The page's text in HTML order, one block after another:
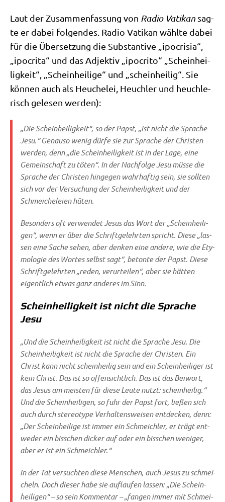
Laut der Zusam­men­fas­sung von Radio Vati­kan sag­
te er dabei fol­gen­des. Radio Vati­kan wähl­te dabei
für die Über­set­zung die Sub­stan­ti­ve „ipo­cri­sia“,
„ipo­cri­ta“ und das Adjek­tiv „ipo­cri­to“ „Schein­hei­
lig­keit“, „Schein­hei­li­ge“ und „schein­hei­lig“. Sie
kön­nen auch als Heu­che­lei, Heuch­ler und heuch­le­
risch gele­sen werden):
„Die Schein­hei­lig­keit“, so der Papst, „ist nicht die Spra­che
Jesu.“ Genau­so wenig dür­fe sie zur Spra­che der Chri­sten
wer­den, denn „die Schein­hei­lig­keit ist in der Lage, eine
Gemein­schaft zu töten“. In der Nach­fol­ge Jesu müs­se die
Spra­che der Chri­sten hin­ge­gen wahr­haf­tig sein, sie soll­ten
sich vor der Ver­su­chung der Schein­hei­lig­keit und der
Schmei­che­lei­en hüten.
Beson­ders oft ver­wen­det Jesus das Wort der „Schein­hei­li­
gen“, wenn er über die Schrift­ge­lehr­ten spricht. Die­se „las­
sen eine Sache sehen, aber den­ken eine ande­re, wie die Ety­
mo­lo­gie des Wor­tes selbst sagt“, beton­te der Papst. Die­se
Schrift­ge­lehr­ten „reden, ver­ur­tei­len“, aber sie hät­ten
eigent­lich etwas ganz ande­res im Sinn.
Scheinheiligkeit ist nicht die Sprache
Jesu
„Und die Schein­hei­lig­keit ist nicht die Spra­che Jesu. Die
Schein­hei­lig­keit ist nicht die Spra­che der Chri­sten. Ein
Christ kann nicht schein­hei­lig sein und ein Schein­hei­li­ger ist
kein Christ. Das ist so offen­sicht­lich. Das ist das Bei­wort,
das Jesus am mei­sten für die­se Leu­te nutzt: schein­hei­lig.“
Und die Schein­hei­li­gen, so fuhr der Papst fort, lie­ßen sich
auch durch ste­reo­ty­pe Ver­hal­tens­wei­sen ent­decken, denn:
„Der Schein­hei­li­ge ist immer ein Schmeich­ler, er trägt ent­
we­der ein biss­chen dicker auf oder ein biss­chen weni­ger,
aber er ist ein Schmeichler.“
In der Tat ver­such­ten die­se Men­schen, auch Jesus zu schmei­
cheln. Doch die­ser habe sie auf­lau­fen las­sen: „Die Schein­
hei­li­gen“ – so sein Kom­men­tar – „fan­gen immer mit Schmei­